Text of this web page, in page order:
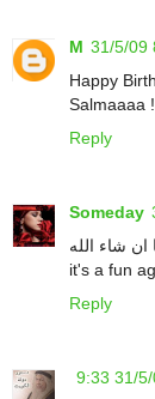
M 31/5/09
Happy
Salmaaaa
Reply
Someday
ان شاء الله
it's a fun
Reply